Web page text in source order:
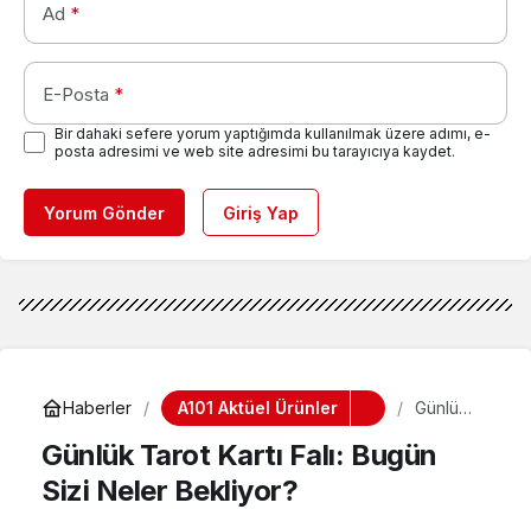
Ad *
E-Posta *
Bir dahaki sefere yorum yaptığımda kullanılmak üzere adımı, e-
posta adresimi ve web site adresimi bu tarayıcıya kaydet.
Yorum Gönder Giriş Yap
Haberler A101 Aktüel Ürünler
Günlük
Kartı
Falı:
Günlük Tarot Kartı Falı: Bugün
Sizi Neler Bekliyor?